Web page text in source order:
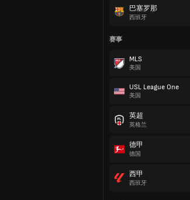
巴塞罗那
西班牙
赛事
MLS
美国
USL League One
美国
英超
英格兰
德甲
德国
西甲
西班牙